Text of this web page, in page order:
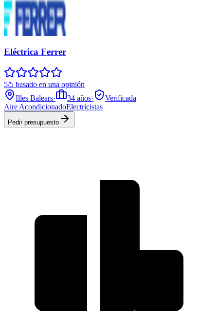
Eléctrica Ferrer
5/5 basado en una opinión
Illes Balears· 34 años·
Verificada
Aire AcondicionadoElectricistas
Pedir presupuesto